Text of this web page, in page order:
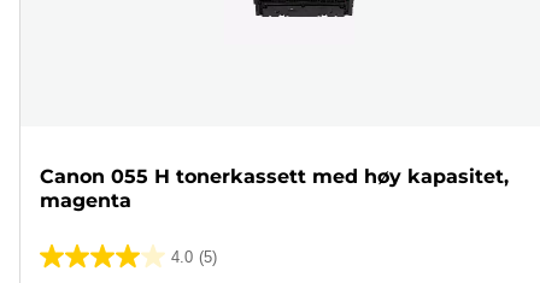
Canon 055 H tonerkassett med høy kapasitet,
magenta
4.0 (5)
4.0